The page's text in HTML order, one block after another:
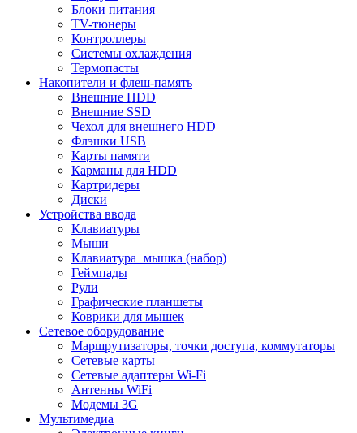
Блоки питания
TV-тюнеры
Контроллеры
Системы охлаждения
Термопасты
Накопители и флеш-память
Внешние HDD
Внешние SSD
Чехол для внешнего HDD
Флэшки USB
Карты памяти
Карманы для HDD
Картридеры
Диски
Устройства ввода
Клавиатуры
Мыши
Клавиатура+мышка (набор)
Геймпады
Рули
Графические планшеты
Коврики для мышек
Сетевое оборудование
Маршрутизаторы, точки доступа, коммутаторы
Сетевые карты
Сетевые адаптеры Wi-Fi
Антенны WiFi
Модемы 3G
Мультимедиа